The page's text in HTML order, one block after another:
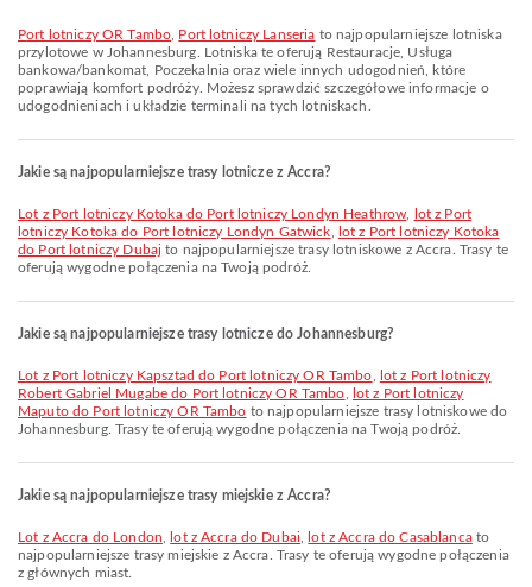
Port lotniczy OR Tambo Port lotniczy Lanseria to najpopularniejsze lotniska
przylotowe w Johannesburg. Lotniska te oferują Restauracje, Usługa
bankowa/bankomat, Poczekalnia oraz wiele innych udogodnień, które
poprawiają komfort podróży. Możesz sprawdzić szczegółowe informacje o
udogodnieniach i układzie terminali na tych lotniskach.
Jakie są najpopularniejsze trasy lotnicze z Accra?
lot z Port lotniczy Kotoka do Port lotniczy Londyn Heathrow
lot z Port
lotniczy Kotoka do Port lotniczy Londyn Gatwick
lot z Port lotniczy Kotoka
do Port lotniczy Dubaj to najpopularniejsze trasy lotniskowe z Accra. Trasy te
oferują wygodne połączenia na Twoją podróż.
Jakie są najpopularniejsze trasy lotnicze do Johannesburg?
lot z Port lotniczy Kapsztad do Port lotniczy OR Tambo
lot z Port lotniczy
Robert Gabriel Mugabe do Port lotniczy OR Tambo
lot z Port lotniczy
Maputo do Port lotniczy OR Tambo to najpopularniejsze trasy lotniskowe do
Johannesburg. Trasy te oferują wygodne połączenia na Twoją podróż.
Jakie są najpopularniejsze trasy miejskie z Accra?
lot z Accra do London lot z Accra do Dubai lot z Accra do Casablancato
najpopularniejsze trasy miejskie z Accra. Trasy te oferują wygodne połączenia
z głównych miast.